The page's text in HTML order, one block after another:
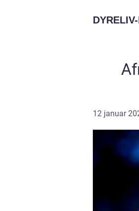
12 januar